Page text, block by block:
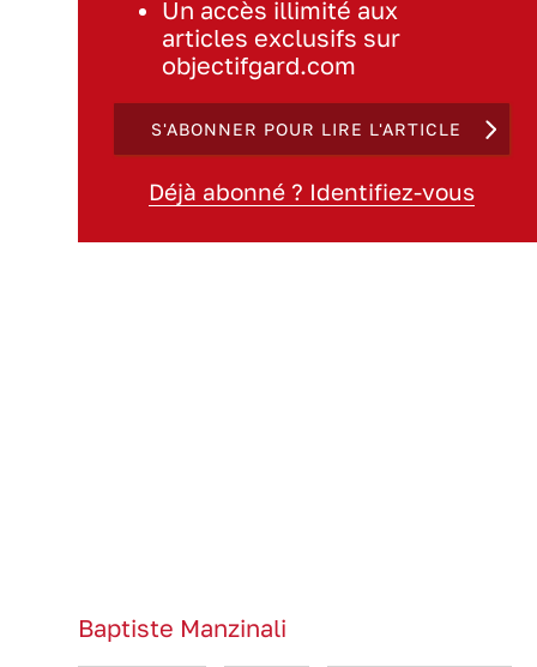
Un accès illimité aux
articles exclusifs sur
objectifgard.com
S'ABONNER POUR LIRE L'ARTICLE
Déjà abonné ? Identifiez-vous
Baptiste Manzinali